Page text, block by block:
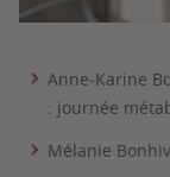
Anne-Karine
: journée
Mélanie